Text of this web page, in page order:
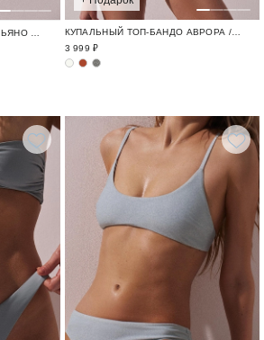
КУПАЛЬНЫЙ ТОП-БАНДО АВРОРА / SWIM BASE
3 999 ₽